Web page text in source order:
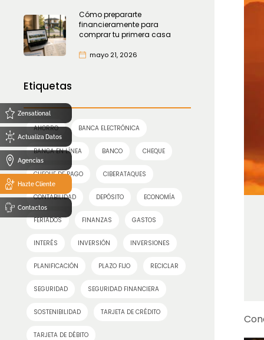
Zensational
Actualiza Datos
Agencias
Hazte Cliente
Contactos
Cómo prepararte
financieramente para
comprar tu primera casa
mayo 21, 2026
Etiquetas
AHORRO BANCA ELECTRÓNICA
BANCA EN LÍNEA BANCO CHEQUE
CHEQUE DE PAGO CIBERATAQUES
CONTABILIDAD DEPÓSITO ECONOMÍA
FERIADOS FINANZAS GASTOS
INTERÉS INVERSIÓN INVERSIONES
PLANIFICACIÓN PLAZO FIJO RECICLAR
SEGURIDAD SEGURIDAD FINANCIERA
SOSTENIBILIDAD TARJETA DE CRÉDITO
TARJETA DE DÉBITO